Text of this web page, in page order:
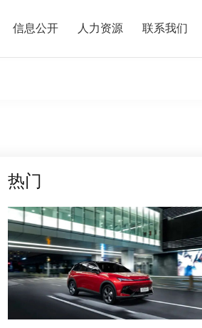
信息公开 人力资源 联系我们
热门